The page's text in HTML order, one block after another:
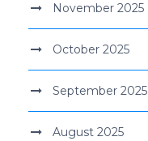
November 2025
October 2025
September 2025
August 2025